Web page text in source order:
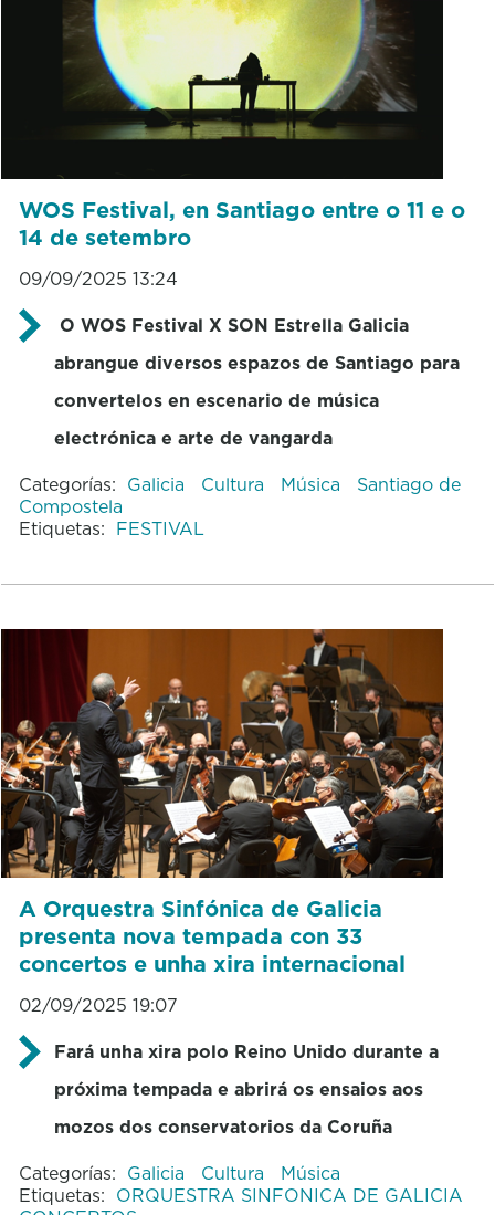
WOS Festival, en Santiago entre o 11 e o
14 de setembro
09/09/2025 13:24
O WOS Festival X SON Estrella Galicia
abrangue diversos espazos de Santiago para
convertelos en escenario de música
electrónica e arte de vangarda
Categorías: Galicia Cultura Música
Santiago de
Compostela
Etiquetas: FESTIVAL
A Orquestra Sinfónica de Galicia
presenta nova tempada con 33
concertos e unha xira internacional
02/09/2025 19:07
Fará unha xira polo Reino Unido durante a
próxima tempada e abrirá os ensaios aos
mozos dos conservatorios da Coruña
Categorías: Galicia Cultura
Música
Etiquetas: ORQUESTRA SINFONICA DE GALICIA